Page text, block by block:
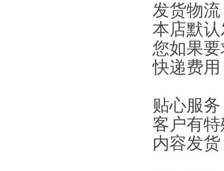
发货物流
本店默
您如果
快递费用
贴心服务
客户有
内容发货